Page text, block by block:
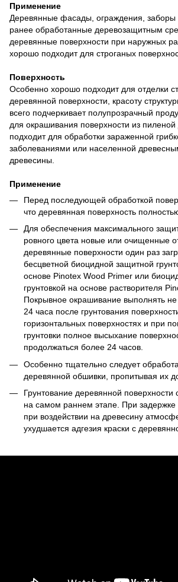
Применение
Деревянные фасады, ограждения, заборы
ранее обработанные деревозащитным
деревянные поверхности при наружных
хорошо подходит для строганых
Поверхность
Особенно хорошо подходит для отделки
деревянной поверхности, красоту
всего подчеркивает полупрозрачный
для окрашивания поверхности из
подходит для обработки зараженной
заболеваниями или населенной
древесины.
Применение
Перед последующей обработкой
что деревянная поверхность
Для обеспечения максимального
ровного цвета новые или очищенные
деревянные поверхности один раз
бесцветной биоцидной защитной
основе Pinotex Wood Primer или
грунтовкой на основе растворителя
Покрывное окрашивание выполнять
24 часа после грунтования
горизонтальных поверхностях и при
грунтовки полное высыхание
продолжаться более 24 часов.
Особенно тщательно следует
деревянной обшивки, пропитывая их
Грунтование деревянной поверхности
на самом раннем этапе. При
при воздействии на древесину
ухудшается адгезия краски с